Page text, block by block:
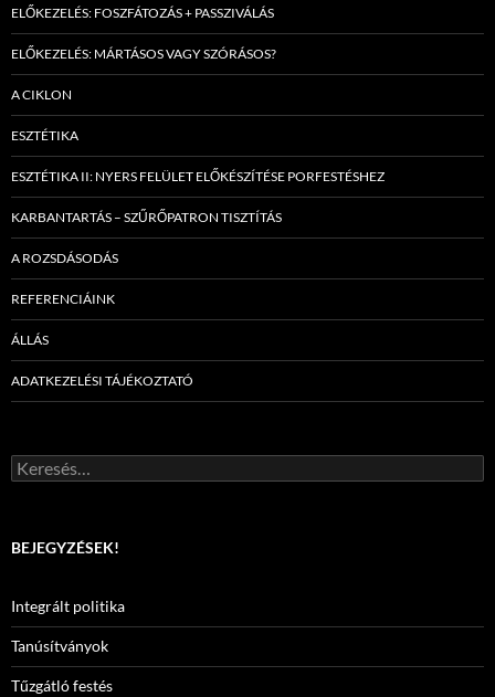
ELŐKEZELÉS: FOSZFÁTOZÁS + PASSZIVÁLÁS
ELŐKEZELÉS: MÁRTÁSOS VAGY SZÓRÁSOS?
A CIKLON
ESZTÉTIKA
ESZTÉTIKA II: NYERS FELÜLET ELŐKÉSZÍTÉSE PORFESTÉSHEZ
KARBANTARTÁS – SZŰRŐPATRON TISZTÍTÁS
A ROZSDÁSODÁS
REFERENCIÁINK
ÁLLÁS
ADATKEZELÉSI TÁJÉKOZTATÓ
Keresés:
BEJEGYZÉSEK!
Integrált politika
Tanúsítványok
Tűzgátló festés